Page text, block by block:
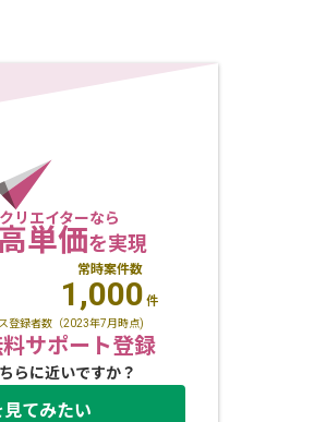
リエイターなら
単価を実現
常時案件数
1,000 件
登録者数（2023年7月時点)
サポート登録
らに近いですか？
てみたい